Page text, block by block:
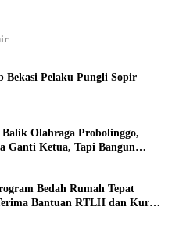
Bekasi Pelaku Pungli Sopir
Olahraga Probolinggo,
Ganti Ketua, Tapi Bangun
Bedah Rumah Tepat
Bantuan RTLH dan Kursi